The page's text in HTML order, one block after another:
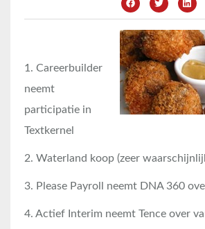
1. Careerbuilder
neemt
participatie in
Textkernel
2. Waterland koop (zeer
3. Please Payroll neemt DNA 360
4. Actief Interim neemt Tence over